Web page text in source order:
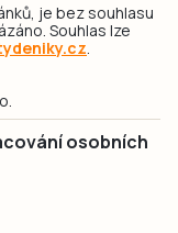
je bez souhlasu
Souhlas lze
osobních